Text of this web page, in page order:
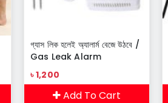
গ্যাস লিক হলেই অ্যালার্ম বেজে উঠবে /
Gas Leak Alarm
৳ 1,200
Add To Cart